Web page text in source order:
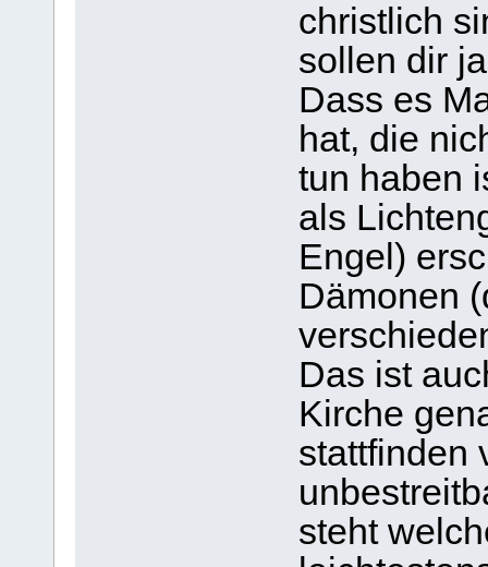
christlich
sollen dir
Dass es
hat, die
tun haben
als
Engel)
Dämonen
Das ist
Kirche
stattfinden
steht